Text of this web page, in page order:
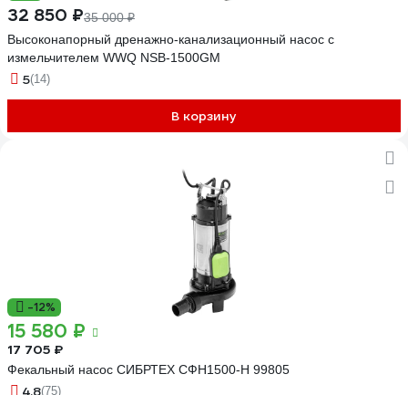
32 850 ₽35 000 ₽
Высоконапорный дренажно-канализационный насос с
измельчителем WWQ NSB-1500GM
5(14)
В корзину
-12%
15 580 ₽
17 705 ₽
Фекальный насос СИБРТЕХ СФН1500-Н 99805
4.8(75)